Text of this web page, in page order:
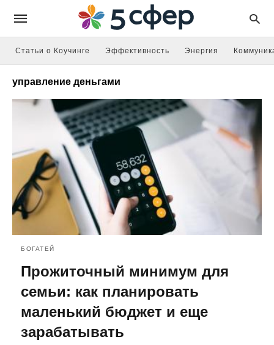
Статьи о Коучинге Эффективность Энергия
управление деньгами
БОГАТЕЙ
Прожиточный минимум для
семьи: как планировать
маленький бюджет и еще
зарабатывать